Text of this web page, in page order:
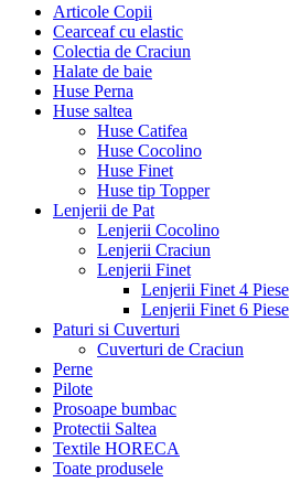
Articole Copii
Cearceaf cu elastic
Colectia de Craciun
Halate de baie
Huse Perna
Huse saltea
Huse Catifea
Huse Cocolino
Huse Finet
Huse tip Topper
Lenjerii de Pat
Lenjerii Cocolino
Lenjerii Craciun
Lenjerii Finet
Lenjerii Finet 4 Piese
Lenjerii Finet 6 Piese
Paturi si Cuverturi
Cuverturi de Craciun
Perne
Pilote
Prosoape bumbac
Protectii Saltea
Textile HORECA
Toate produsele